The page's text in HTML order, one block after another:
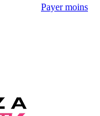
Payer moins